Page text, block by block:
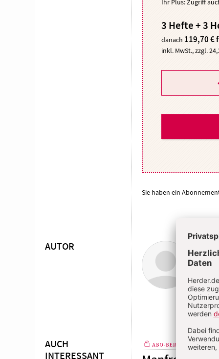
Ihr Plus: Zugriff
3 Hefte + 3
danach 119,70 €
inkl. MwSt., zzgl.
Sie haben ein
Überschrift
AUTOR
der
AUCH
INTERESSANT
1 /